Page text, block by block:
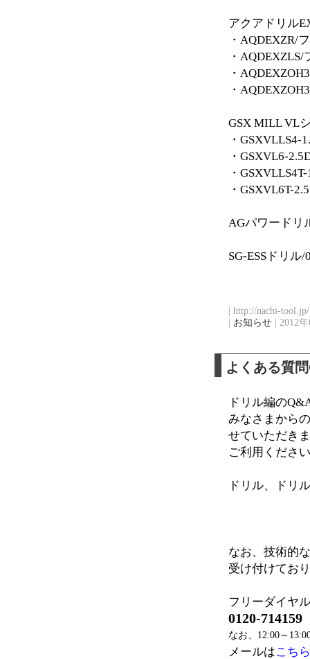
アクアドリル
・AQDEXZR/
・
・
・
GSX MILL VL
・GSXVLLS4-
・GSXVL6-
・
・GSXVL6T-
AGパワードリ
SG-ESSドリル
| http://nachi-
お知らせ | 2012
よくある質
ドリル編の
みなさまから
せていただき
ご利用くださ
ドリル、ドリ
なお、技術的
受け付けてお
フリーダイヤ
0120-714159
なお、12:00～
メールはこち